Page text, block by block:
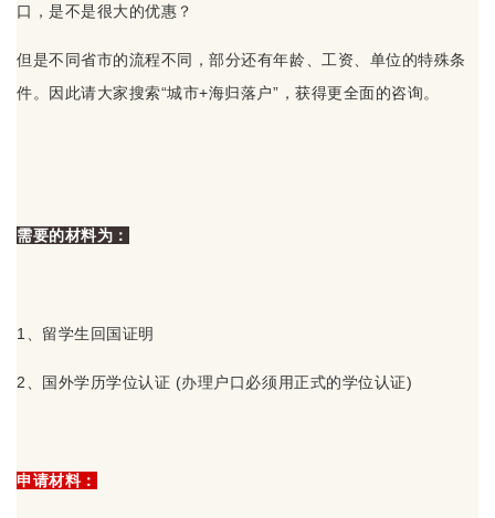
口，是不是很大的优惠？
但是不同省市的流程不同，部分还有年龄、工资、单位的特殊条
件。因此请大家搜索“城市+海归落户”，获得更全面的咨询。
需要的材料为：
1、留学生回国证明
2、国外学历学位认证 (办理户口必须用正式的学位认证)
申请材料：